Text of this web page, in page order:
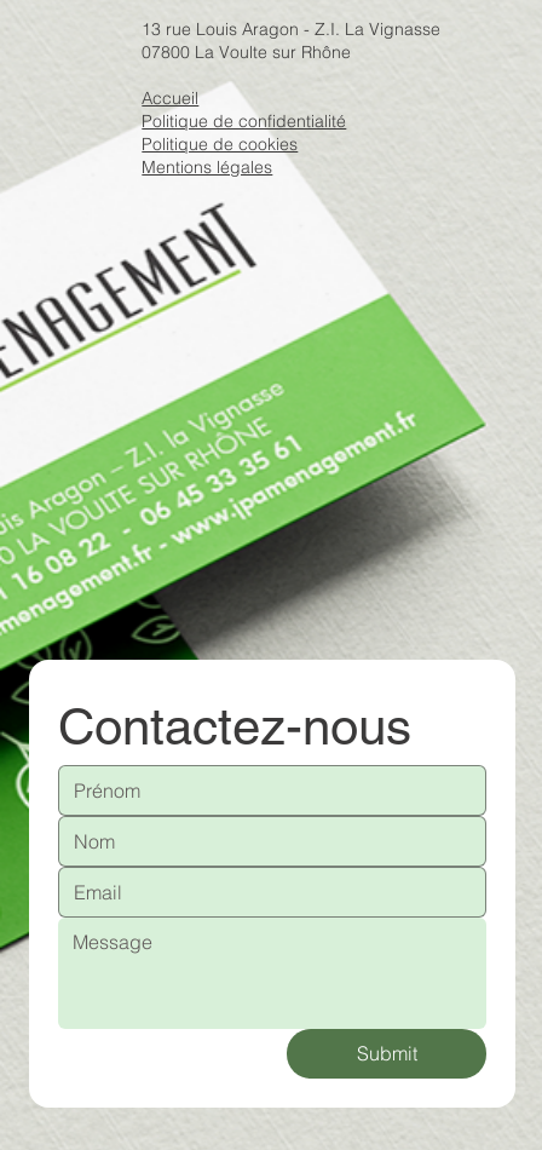
13 rue Louis Aragon - Z.I. La Vignasse
07800 La Voulte sur Rhône
Accueil
Politique de confidentialité
Politique de cookies
Mentions légales
Contactez-nous
Submit